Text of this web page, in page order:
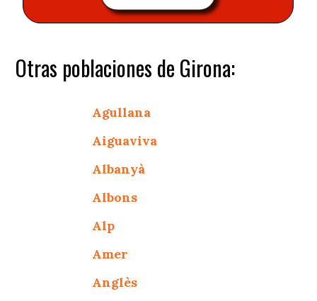
Otras poblaciones de Girona:
Agullana
Aiguaviva
Albanyà
Albons
Alp
Amer
Anglès